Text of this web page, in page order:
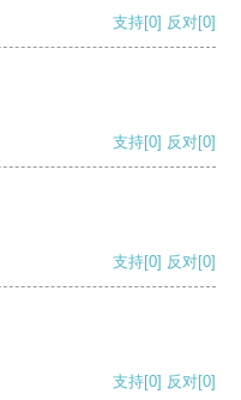
支持[0] 反对[0]
支持[0] 反对[0]
支持[0] 反对[0]
支持[0] 反对[0]